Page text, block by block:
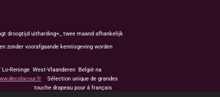
droogtijd uitharding+_ twee maand afhankelijk
zonder voorafgaande kennisgeving worden
Reninge West-Vlaanderen België na
Sélection unique de grandes
pour á français